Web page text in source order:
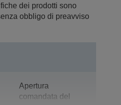
dei prodotti sono
obbligo di preavviso
Apertura
comandata del